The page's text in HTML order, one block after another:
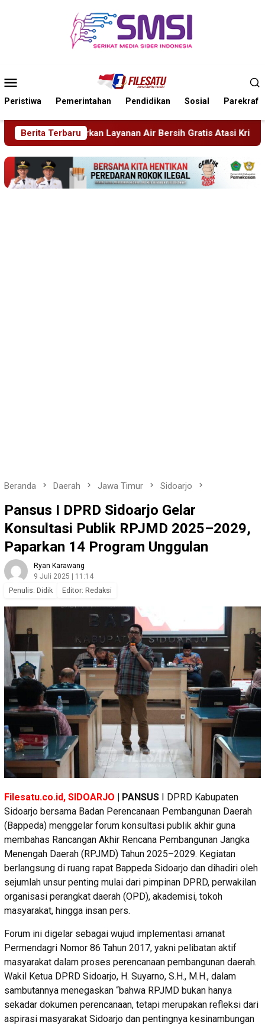
Mobile
Peristiwa Pemerintahan Pendidikan Sosial Parekraf
Berita Terbaru
Gratis Atasi Krisis Kemarau Sidang Tipiring,
Beranda Daerah Jawa Timur Sidoarjo
Pansus I DPRD Sidoarjo Gelar
Konsultasi Publik RPJMD 2025–2029,
Paparkan 14 Program Unggulan
Ryan Karawang
9 Juli 2025 | 11:14
Penulis: Didik Editor: Redaksi
Filesatu.co.id, SIDOARJO | PANSUS I DPRD Kabupaten
Sidoarjo bersama Badan Perencanaan Pembangunan Daerah
(Bappeda) menggelar forum konsultasi publik akhir guna
membahas Rancangan Akhir Rencana Pembangunan Jangka
Menengah Daerah (RPJMD) Tahun 2025–2029. Kegiatan
berlangsung di ruang rapat Bappeda Sidoarjo dan dihadiri oleh
sejumlah unsur penting mulai dari pimpinan DPRD, perwakilan
organisasi perangkat daerah (OPD), akademisi, tokoh
masyarakat, hingga insan pers.
Forum ini digelar sebagai wujud implementasi amanat
Permendagri Nomor 86 Tahun 2017, yakni pelibatan aktif
masyarakat dalam proses perencanaan pembangunan daerah.
Wakil Ketua DPRD Sidoarjo, H. Suyarno, S.H., M.H., dalam
sambutannya menegaskan “bahwa RPJMD bukan hanya
sekadar dokumen perencanaan, tetapi merupakan refleksi dari
aspirasi masyarakat Sidoarjo dan pentingnya kesinambungan